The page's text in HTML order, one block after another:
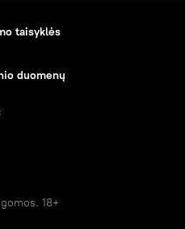
taisyklės
duomenų
18+